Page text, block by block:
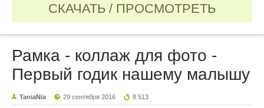
СКАЧАТЬ / ПРОСМОТРЕТЬ
Рамка - коллаж для фото -
Первый годик нашему малышу
TaniaNia 29 сентября 2016 8 513